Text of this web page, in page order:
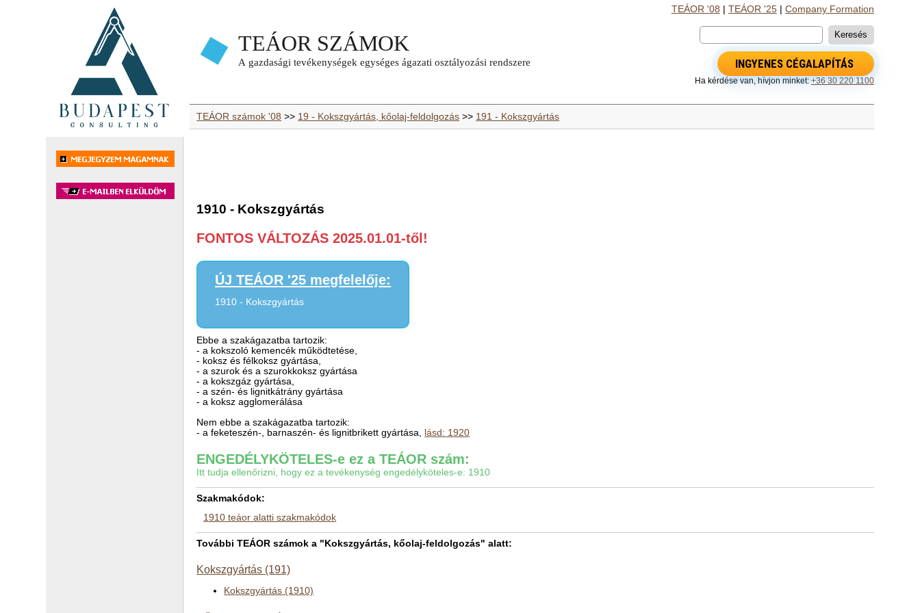
TEÁOR '08 TEÁOR '25| Company Formation
INGYENES CÉGALAPÍTÁS
Ha kérdése van, hívjon minket: +36 30 220 1100
TEÁOR számok '08 >> 19 - Kokszgyártás, kőolaj-feldolgozás >> 191 - Kokszgyártás
1910 - Kokszgyártás
FONTOS VÁLTOZÁS 2025.01.01-től!
ÚJ TEÁOR '25 megfelelője:
1910 - Kokszgyártás
Ebbe a szakágazatba tartozik:
- a kokszoló kemencék működtetése,
- koksz és félkoksz gyártása,
- a szurok és a szurokkoksz gyártása
- a kokszgáz gyártása,
- a szén- és lignitkátrány gyártása
- a koksz agglomerálása
Nem ebbe a szakágazatba tartozik:
- a feketeszén-, barnaszén- és lignitbrikett gyártása, lásd: 1920
ENGEDÉLYKÖTELES-e ez a TEÁOR szám:
Itt tudja ellenőrizni, hogy ez a tevékenység engedélyköteles-e: 1910
Szakmakódok:
1910 teáor alatti szakmakódok
További TEÁOR számok a "Kokszgyártás, kőolaj-feldolgozás" alatt:
Kokszgyártás (191)
Kokszgyártás (1910)